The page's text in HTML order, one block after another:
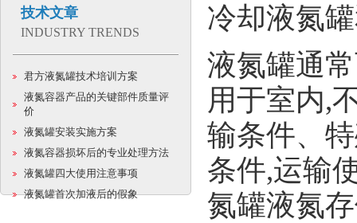
技术文章
INDUSTRY TRENDS
君方液氮罐技术培训方案
液氮容器产品的关键部件质量评
价
液氮罐安装实施方案
液氮容器损坏后的专业处理方法
液氮罐四大使用注意事项
液氮罐首次加液后的假象
冷却液氮
液氮罐通
用于室内,
输条件、
条件,运输
氮罐液氮